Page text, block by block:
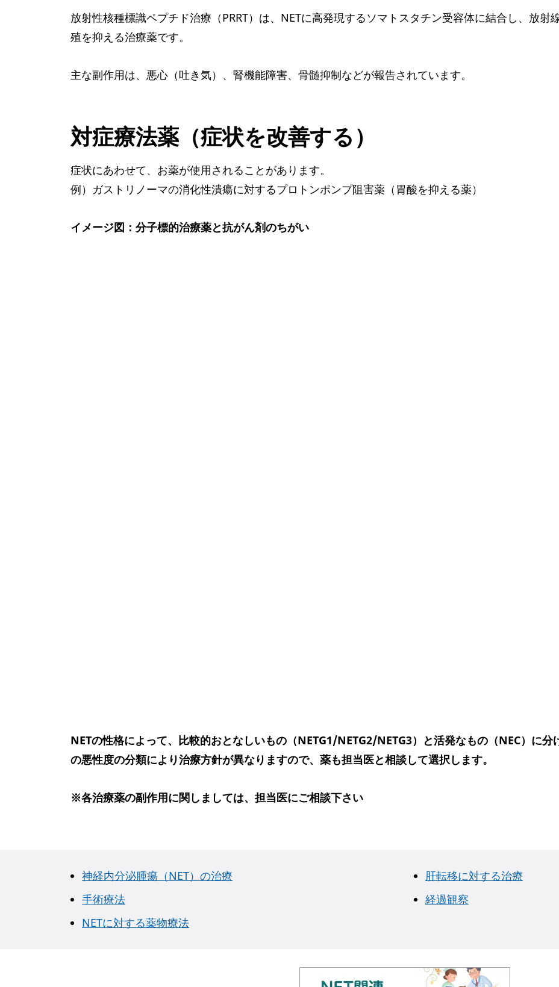
放射性核種標識ペプチド治療（PRRT）は、NETに高発現するソマトスタチン受容体に結合し、放射
殖を抑える治療薬です。
主な副作用は、悪心（吐き気）、腎機能障害、骨髄抑制などが報告されています。
対症療法薬（症状を改善する）
症状にあわせて、お薬が使用されることがあります。
例）ガストリノーマの消化性潰瘍に対するプロトンポンプ阻害薬（胃酸を抑える薬）
イメージ図：分子標的治療薬と抗がん剤のちがい
NETの性格によって、比較的おとなしいもの（NETG1/NETG2/NETG3）と活発なもの（NEC）に
の悪性度の分類により治療方針が異なりますので、薬も担当医と相談して選択します。
※各治療薬の副作用に関しましては、担当医にご相談下さい
神経内分泌腫瘍（NET）の治療
手術療法
NETに対する薬物療法
肝転移に対する治療
経過観察